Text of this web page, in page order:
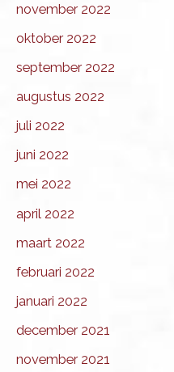
november 2022
oktober 2022
september 2022
augustus 2022
juli 2022
juni 2022
mei 2022
april 2022
maart 2022
februari 2022
januari 2022
december 2021
november 2021